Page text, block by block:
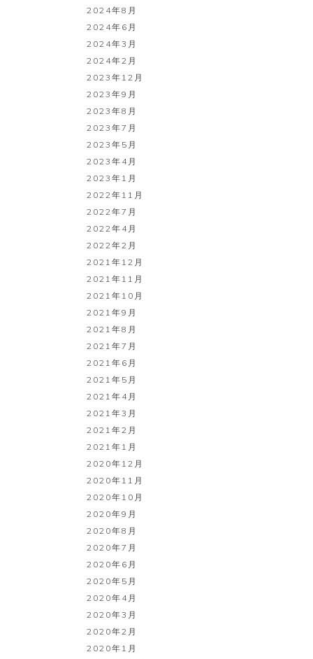
2024年8月
2024年6月
2024年3月
2024年2月
2023年12月
2023年9月
2023年8月
2023年7月
2023年5月
2023年4月
2023年1月
2022年11月
2022年7月
2022年4月
2022年2月
2021年12月
2021年11月
2021年10月
2021年9月
2021年8月
2021年7月
2021年6月
2021年5月
2021年4月
2021年3月
2021年2月
2021年1月
2020年12月
2020年11月
2020年10月
2020年9月
2020年8月
2020年7月
2020年6月
2020年5月
2020年4月
2020年3月
2020年2月
2020年1月